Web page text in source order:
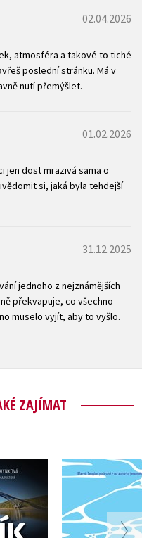
02.04.2026
atmosféra a takové to tiché
poslední stránku. Má v
nutí přemýšlet.
01.02.2026
jen dost mrazivá sama o
si, jaká byla tehdejší
31.12.2025
jednoho z nejznámějších
překvapuje, co všechno
muselo vyjít, aby to vyšlo.
ZAJÍMAT
Lucie